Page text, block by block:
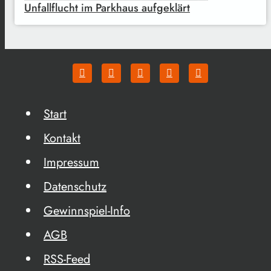
Unfallflucht im Parkhaus aufgeklärt
Start
Kontakt
Impressum
Datenschutz
Gewinnspiel-Info
AGB
RSS-Feed